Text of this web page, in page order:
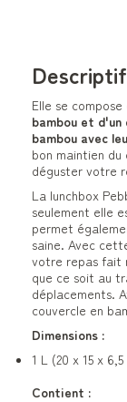
Descriptif
Elle se compose
bambou et
bambou avec
bon maintien
déguster votre
La lunchbox
seulement elle
permet
saine. Avec
votre repas fait
que ce soit au
déplacements.
couvercle en
Dimensions :
1 L (20 x 15 x 6,5
Contient :